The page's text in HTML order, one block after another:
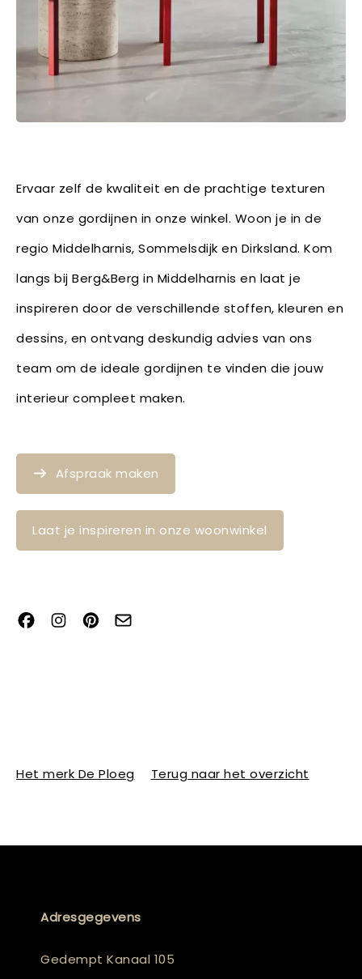
Ervaar zelf de kwaliteit en de prachtige texturen
van onze gordijnen in onze winkel. Woon je in de
regio Middelharnis, Sommelsdijk en Dirksland. Kom
langs bij Berg&Berg in Middelharnis en laat je
inspireren door de verschillende stoffen, kleuren en
dessins, en ontvang deskundig advies van ons
team om de ideale gordijnen te vinden die jouw
interieur compleet maken.
Afspraak maken
Laat je inspireren in onze woonwinkel
Het merk De Ploeg Terug naar het overzicht
Adresgegevens
Gedempt Kanaal 105